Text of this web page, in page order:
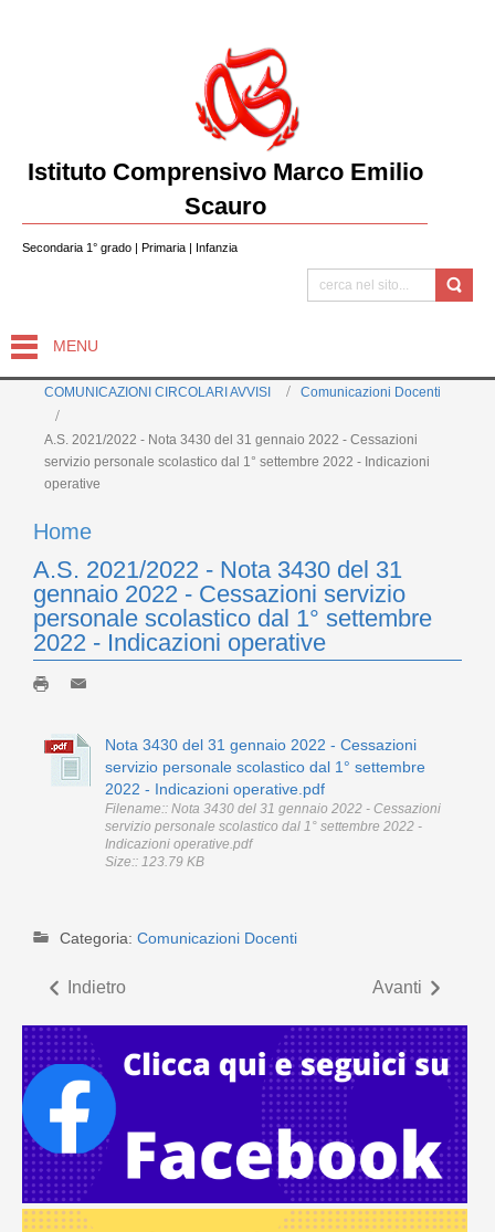
Istituto Comprensivo Marco Emilio
Scauro
Secondaria 1° grado | Primaria | Infanzia
MENU
COMUNICAZIONI CIRCOLARI AVVISI Comunicazioni Docenti
A.S. 2021/2022 - Nota 3430 del 31 gennaio 2022 - Cessazioni
servizio personale scolastico dal 1° settembre 2022 - Indicazioni
operative
Home
A.S. 2021/2022 - Nota 3430 del 31
gennaio 2022 - Cessazioni servizio
personale scolastico dal 1° settembre
2022 - Indicazioni operative
Nota 3430 del 31 gennaio 2022 - Cessazioni
servizio personale scolastico dal 1° settembre
2022 - Indicazioni operative.pdf
Filename:: Nota 3430 del 31 gennaio 2022 - Cessazioni
servizio personale scolastico dal 1° settembre 2022 -
Indicazioni operative.pdf
Size:: 123.79 KB
Categoria: Comunicazioni Docenti
Indietro Avanti